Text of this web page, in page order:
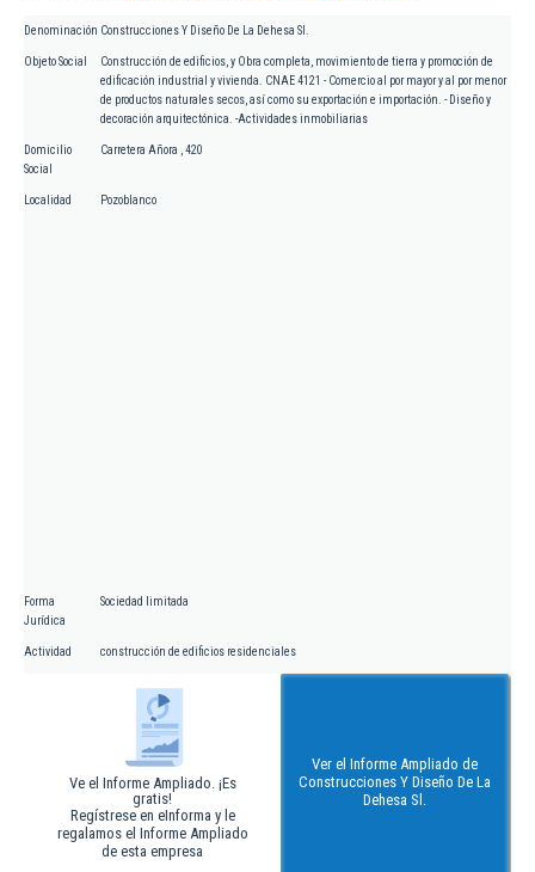
Denominación Construcciones Y Diseño De La Dehesa Sl.
Objeto Social
Construcción de edificios, y Obra completa, movimiento de tierra y promoción de
edificación industrial y vivienda. CNAE 4121 - Comercio al por mayor y al por menor
de productos naturales secos, así como su exportación e importación. - Diseño y
decoración arquitectónica. -Actividades inmobiliarias
Domicilio
Social
Carretera Añora , 420
Localidad Pozoblanco
Forma
Jurídica
Sociedad limitada
Actividad construcción de edificios residenciales
Ve el Informe Ampliado. ¡Es
gratis!
Regístrese en eInforma y le
regalamos el Informe Ampliado
de esta empresa
Ver el Informe Ampliado de
Construcciones Y Diseño De La
Dehesa Sl.